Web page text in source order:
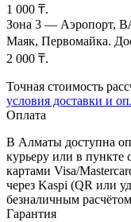
1 000 ₸.
Зона 3 — Аэропорт,
Маяк, Первомайка.
2 000 ₸.
Точная стоимость
условия доставки и
Оплата
В Алматы доступна
курьеру или в
картами Visa/
через Kaspi (QR или
безналичным
Гарантия